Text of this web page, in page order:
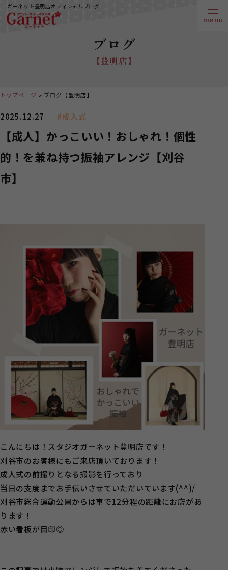
ガーネット豊明店オフィシャルブログ
ブログ
【豊明店】
2025.12.27 #成人式
【成人】かっこいい！おしゃれ！個性
的！を兼ね持つ振袖アレンジ【刈谷
市】
こんにちは！スタジオガーネット豊明店です！
刈谷市のお客様にもご来店頂いております！
成人式の前撮りとなる撮影を行っており
当日の支度までお手伝いさせていただいています(^^)/
刈谷市総合運動公園からは車で12分程の距離にお店があ
ります！
赤い看板が目印◎
トップページ ブログ【豊明店】